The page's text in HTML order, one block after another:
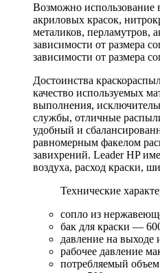
Возможно использование
акриловых красок,
металиков, перламутров,
зависимости от размера
зависимости от размера
Достоинства
качество используемых
выполнения,
службы, отличные
удобный и
равномерным факелом
завихрений. Leader HP
воздуха, расход краски,
Технические
сопло из
бак для краски —
давление на
рабочее давление
потребляемый